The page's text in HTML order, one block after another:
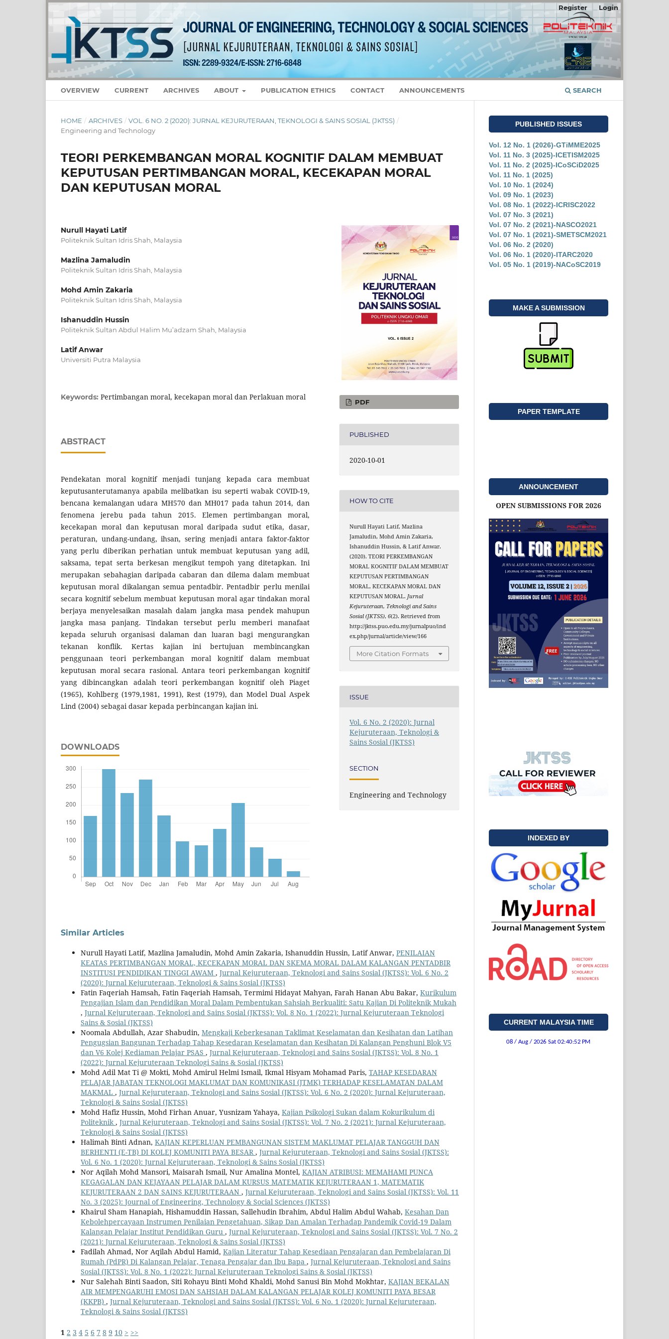
OVERVIEW CURRENT ARCHIVES ABOUT PUBLICATION ETHICS CONTACT ANNOUNCEMENTS SEARCH
Register Login
HOME / ARCHIVES / VOL. 6 NO. 2 (2020): JURNAL KEJURUTERAAN, TEKNOLOGI & SAINS SOSIAL (JKTSS) /
Engineering and Technology
TEORI PERKEMBANGAN MORAL KOGNITIF DALAM MEMBUAT
KEPUTUSAN PERTIMBANGAN MORAL, KECEKAPAN MORAL
DAN KEPUTUSAN MORAL
Nurull Hayati Latif
Politeknik Sultan Idris Shah, Malaysia
Mazlina Jamaludin
Politeknik Sultan Idris Shah, Malaysia
Mohd Amin Zakaria
Politeknik Sultan Idris Shah, Malaysia
Ishanuddin Hussin
Politeknik Sultan Abdul Halim Mu’adzam Shah, Malaysia
Latif Anwar
Universiti Putra Malaysia
Keywords: Pertimbangan moral, kecekapan moral dan Perlakuan moral
ABSTRACT
Pendekatan moral kognitif menjadi tunjang kepada cara membuat
keputusanterutamanya apabila melibatkan isu seperti wabak COVID-19,
bencana kemalangan udara MH570 dan MH017 pada tahun 2014, dan
fenomena jerebu pada tahun 2015. Elemen pertimbangan moral,
kecekapan moral dan keputusan moral daripada sudut etika, dasar,
peraturan, undang-undang, ihsan, sering menjadi antara faktor-faktor
yang perlu diberikan perhatian untuk membuat keputusan yang adil,
saksama, tepat serta berkesan mengikut tempoh yang ditetapkan. Ini
merupakan sebahagian daripada cabaran dan dilema dalam membuat
keputusan moral dikalangan semua pentadbir. Pentadbir perlu menilai
secara kognitif sebelum membuat keputusan moral agar tindakan moral
berjaya menyelesaikan masalah dalam jangka masa pendek mahupun
jangka masa panjang. Tindakan tersebut perlu memberi manafaat
kepada seluruh organisasi dalaman dan luaran bagi mengurangkan
tekanan konflik. Kertas kajian ini bertujuan membincangkan
penggunaan teori perkembangan moral kognitif dalam membuat
keputusan moral secara rasional. Antara teori perkembangan kognitif
yang dibincangkan adalah teori perkembangan kognitif oleh Piaget
(1965), Kohlberg (1979,1981, 1991), Rest (1979), dan Model Dual Aspek
Lind (2004) sebagai dasar kepada perbincangan kajian ini.
DOWNLOADS
PDF
PUBLISHED
2020-10-01
HOW TO CITE
Nurull Hayati Latif, Mazlina
Jamaludin, Mohd Amin Zakaria,
Ishanuddin Hussin, & Latif Anwar.
(2020). TEORI PERKEMBANGAN
MORAL KOGNITIF DALAM MEMBUAT
KEPUTUSAN PERTIMBANGAN
MORAL, KECEKAPAN MORAL DAN
KEPUTUSAN MORAL. Jurnal
Kejuruteraan, Teknologi and Sains
Sosial (JKTSS),6(2). Retrieved from
http://jktss.puo.edu.my/jurnalpuo/ind
ex.php/jurnal/article/view/166
More Citation Formats
ISSUE
Vol. 6 No. 2 (2020): Jurnal
Kejuruteraan, Teknologi &
Sains Sosial (JKTSS)
SECTION
Engineering and Technology
Similar Articles
Nurull Hayati Latif, Mazlina Jamaludin, Mohd Amin Zakaria, Ishanuddin Hussin, Latif Anwar, PENILAIAN
KEATAS PERTIMBANGAN MORAL, KECEKAPAN MORAL DAN SKEMA MORAL DALAM KALANGAN PENTADBIR
INSTITUSI PENDIDIKAN TINGGI AWAM , Jurnal Kejuruteraan, Teknologi and Sains Sosial (JKTSS): Vol. 6 No. 2
(2020): Jurnal Kejuruteraan, Teknologi & Sains Sosial (JKTSS)
Fatin Faqeriah Hamsah, Fatin Faqeriah Hamsah, Termimi Hidayat Mahyan, Farah Hanan Abu Bakar, Kurikulum
Pengajian Islam dan Pendidikan Moral Dalam Pembentukan Sahsiah Berkualiti: Satu Kajian Di Politeknik Mukah
, Jurnal Kejuruteraan, Teknologi and Sains Sosial (JKTSS): Vol. 8 No. 1 (2022): Jurnal Kejuruteraan Teknologi
Sains & Sosial (JKTSS)
Noomala Abdullah, Azar Shabudin, Mengkaji Keberkesanan Taklimat Keselamatan dan Kesihatan dan Latihan
Pengugsian Bangunan Terhadap Tahap Kesedaran Keselamatan dan Kesihatan Di Kalangan Penghuni Blok V5
dan V6 Kolej Kediaman Pelajar PSAS , Jurnal Kejuruteraan, Teknologi and Sains Sosial (JKTSS): Vol. 8 No. 1
(2022): Jurnal Kejuruteraan Teknologi Sains & Sosial (JKTSS)
Mohd Adil Mat Ti @ Mokti, Mohd Amirul Helmi Ismail, Ikmal Hisyam Mohamad Paris, TAHAP KESEDARAN
PELAJAR JABATAN TEKNOLOGI MAKLUMAT DAN KOMUNIKASI (JTMK) TERHADAP KESELAMATAN DALAM
MAKMAL , Jurnal Kejuruteraan, Teknologi and Sains Sosial (JKTSS): Vol. 6 No. 2 (2020): Jurnal Kejuruteraan,
Teknologi & Sains Sosial (JKTSS)
Mohd Hafiz Hussin, Mohd Firhan Anuar, Yusnizam Yahaya, Kajian Psikologi Sukan dalam Kokurikulum di
Politeknik , Jurnal Kejuruteraan, Teknologi and Sains Sosial (JKTSS): Vol. 7 No. 2 (2021): Jurnal Kejuruteraan,
Teknologi & Sains Sosial (JKTSS)
Halimah Binti Adnan, KAJIAN KEPERLUAN PEMBANGUNAN SISTEM MAKLUMAT PELAJAR TANGGUH DAN
BERHENTI (E-TB) DI KOLEJ KOMUNITI PAYA BESAR, Jurnal Kejuruteraan, Teknologi and Sains Sosial (JKTSS):
Vol. 6 No. 1 (2020): Jurnal Kejuruteraan, Teknologi & Sains Sosial (JKTSS)
Nor Aqilah Mohd Mansori, Maisarah Ismail, Nur Amalina Montel, KAJIAN ATRIBUSI: MEMAHAMI PUNCA
KEGAGALAN DAN KEJAYAAN PELAJAR DALAM KURSUS MATEMATIK KEJURUTERAAN 1, MATEMATIK
KEJURUTERAAN 2 DAN SAINS KEJURUTERAAN , Jurnal Kejuruteraan, Teknologi and Sains Sosial (JKTSS): Vol. 11
No. 3 (2025): Journal of Engineering, Technology & Social Sciences (JKTSS)
Khairul Sham Hanapiah, Hishamuddin Hassan, Sallehudin Ibrahim, Abdul Halim Abdul Wahab, Kesahan Dan
Kebolehpercayaan Instrumen Penilaian Pengetahuan, Sikap Dan Amalan Terhadap Pandemik Covid-19 Dalam
Kalangan Pelajar Institut Pendidikan Guru , Jurnal Kejuruteraan, Teknologi and Sains Sosial (JKTSS): Vol. 7 No. 2
(2021): Jurnal Kejuruteraan, Teknologi & Sains Sosial (JKTSS)
Fadilah Ahmad, Nor Aqilah Abdul Hamid, Kajian Literatur Tahap Kesediaan Pengajaran dan Pembelajaran Di
Rumah (PdPR) Di Kalangan Pelajar, Tenaga Pengajar dan Ibu Bapa , Jurnal Kejuruteraan, Teknologi and Sains
Sosial (JKTSS): Vol. 8 No. 1 (2022): Jurnal Kejuruteraan Teknologi Sains & Sosial (JKTSS)
Nur Salehah Binti Saadon, Siti Rohayu Binti Mohd Khaldi, Mohd Sanusi Bin Mohd Mokhtar, KAJIAN BEKALAN
AIR MEMPENGARUHI EMOSI DAN SAHSIAH DALAM KALANGAN PELAJAR KOLEJ KOMUNITI PAYA BESAR
(KKPB) , Jurnal Kejuruteraan, Teknologi and Sains Sosial (JKTSS): Vol. 6 No. 1 (2020): Jurnal Kejuruteraan,
Teknologi & Sains Sosial (JKTSS)
1 2 3 4 5 6 7 8 9 10 > >>
PUBLISHED ISSUES
Vol. 12 No. 1 (2026)-GTiMME2025
Vol. 11 No. 3 (2025)-ICETISM2025
Vol. 11 No. 2 (2025)-ICoSCiD2025
Vol. 11 No. 1 (2025)
Vol. 10 No. 1 (2024)
Vol. 09 No. 1 (2023)
Vol. 08 No. 1 (2022)-ICRISC2022
Vol. 07 No. 3 (2021)
Vol. 07 No. 2 (2021)-NASCO2021
Vol. 07 No. 1 (2021)-SMETSCM2021
Vol. 06 No. 2 (2020)
Vol. 06 No. 1 (2020)-ITARC2020
Vol. 05 No. 1 (2019)-NACoSC2019
MAKE A SUBMISSION
PAPER TEMPLATE
ANNOUNCEMENT
OPEN SUBMISSIONS FOR 2026
INDEXED BY
CURRENT MALAYSIA TIME